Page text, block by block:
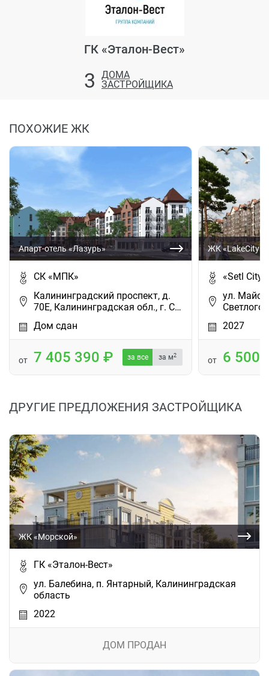
ГК «Эталон-Вест»
3
ДОМА
ЗАСТРОЙЩИКА
ПОХОЖИЕ ЖК
Апарт-отель «Лазурь»
СК «МПК»
Калининградский проспект, д.
70Е, Калининградская обл., г. С…
Дом сдан
от 7 405 390 за все за м2
ЖК
«Setl City»
ул.
2027
от 6 500
ДРУГИЕ ПРЕДЛОЖЕНИЯ ЗАСТРОЙЩИКА
ЖК «Морской»
ГК «Эталон-Вест»
ул. Балебина, п. Янтарный, Калининградская
область
2022
ДОМ ПРОДАН